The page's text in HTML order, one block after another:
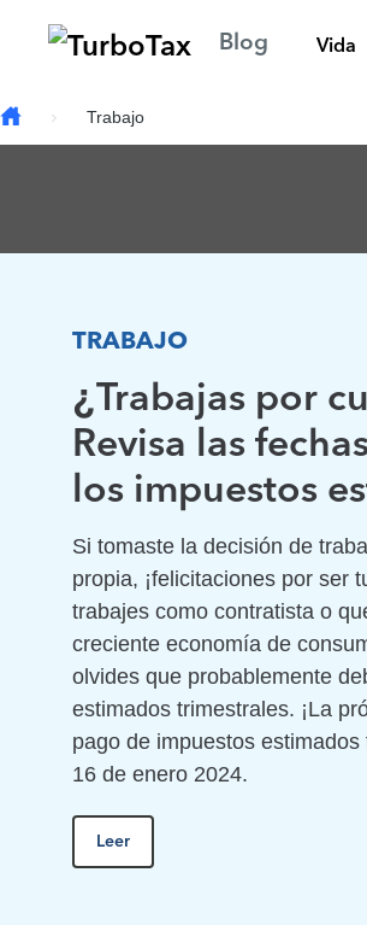
Skip to main contentBlog Vida
Trabajo
TRABAJO
¿Trabajas por
Revisa las
los impuestos
Si tomaste la decisión de
propia, ¡felicitaciones por ser
trabajes como contratista o
creciente economía de
olvides que probablemente
estimados trimestrales. ¡La
pago de impuestos
16 de enero 2024.
Leer
Trabajo por Cuenta Propia
Ingreso
Beneficios